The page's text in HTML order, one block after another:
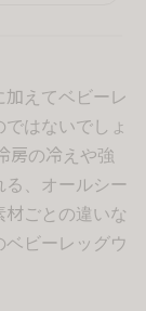
証された助産師の
えてベビーレ
はないでしょ
房の冷えや強
る、オールシー
材ごとの違いな
ベビーレッグウ